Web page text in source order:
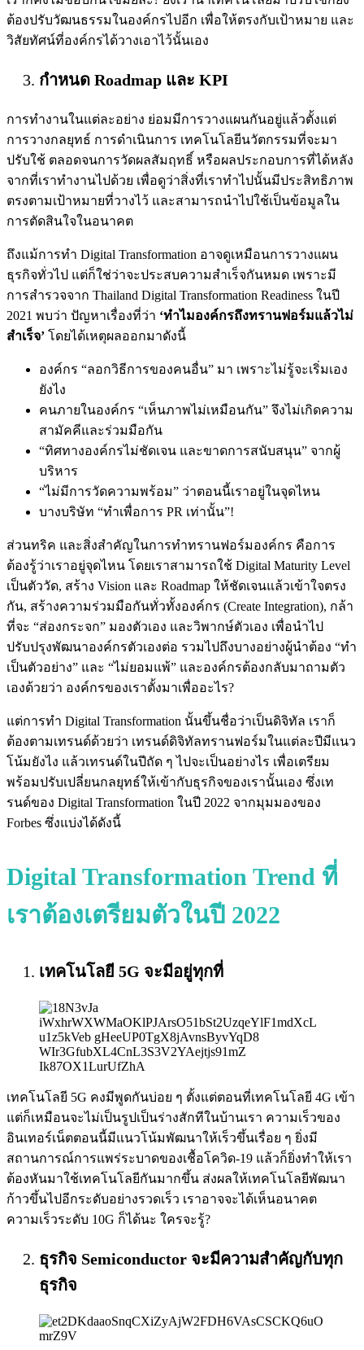
ต้องปรับวัฒนธรรมในองค์กรไปอีก เพื่อให้ตรงกับเป้าหมาย และ
วิสัยทัศน์ที่องค์กรได้วางเอาไว้นั้นเอง
กำหนด Roadmap และ KPI
การทำงานในแต่ละอย่าง ย่อมมีการวางแผนกันอยู่แล้วตั้งแต่
การวางกลยุทธ์ การดำเนินการ เทคโนโลยีนวัตกรรมที่จะมา
ปรับใช้ ตลอดจนการวัดผลสัมฤทธิ์ หรือผลประกอบการที่ได้หลัง
จากที่เราทำงานไปด้วย เพื่อดูว่าสิ่งที่เราทำไปนั้นมีประสิทธิภาพ
ตรงตามเป้าหมายที่วางไว้ และสามารถนำไปใช้เป็นข้อมูลใน
การตัดสินใจในอนาคต
ถึงแม้การทำ Digital Transformation อาจดูเหมือนการวางแผน
ธุรกิจทั่วไป แต่ก็ใช่ว่าจะประสบความสำเร็จกันหมด เพราะมี
การสำรวจจาก Thailand Digital Transformation Readiness ในปี
2021 พบว่า ปัญหาเรื่องที่ว่า ‘ทำไมองค์กรถึงทรานฟอร์มแล้วไม่
สำเร็จ’ โดยได้เหตุผลออกมาดังนี้
องค์กร “ลอกวิธีการของคนอื่น” มา เพราะไม่รู้จะเริ่มเอง
ยังไง
คนภายในองค์กร “เห็นภาพไม่เหมือนกัน” จึงไม่เกิดความ
สามัคคีและร่วมมือกัน
“ทิศทางองค์กรไม่ชัดเจน และขาดการสนับสนุน” จากผู้
บริหาร
“ไม่มีการวัดความพร้อม” ว่าตอนนี้เราอยู่ในจุดไหน
บางบริษัท “ทำเพื่อการ PR เท่านั้น”!
ส่วนทริค และสิ่งสำคัญในการทำทรานฟอร์มองค์กร คือการ
ต้องรู้ว่าเราอยู่จุดไหน โดยเราสามารถใช้ Digital Maturity Level
เป็นตัววัด, สร้าง Vision และ Roadmap ให้ชัดเจนแล้วเข้าใจตรง
กัน, สร้างความร่วมมือกันทั่วทั้งองค์กร (Create Integration), กล้า
ที่จะ “ส่องกระจก” มองตัวเอง และวิพากษ์ตัวเอง เพื่อนำไป
ปรับปรุงพัฒนาองค์กรตัวเองต่อ รวมไปถึงบางอย่างผู้นำต้อง “ทำ
เป็นตัวอย่าง” และ “ไม่ยอมแพ้” และองค์กรต้องกลับมาถามตัว
เองด้วยว่า องค์กรของเราตั้งมาเพื่ออะไร?
แต่การทำ Digital Transformation นั้นขึ้นชื่อว่าเป็นดิจิทัล เราก็
ต้องตามเทรนด์ด้วยว่า เทรนด์ดิจิทัลทรานฟอร์มในแต่ละปีมีแนว
โน้มยังไง แล้วเทรนด์ในปีถัด ๆ ไปจะเป็นอย่างไร เพื่อเตรียม
พร้อมปรับเปลี่ยนกลยุทธ์ให้เข้ากับธุรกิจของเรานั้นเอง ซึ่งเท
รนด์ของ Digital Transformation ในปี 2022 จากมุมมองของ
Forbes ซึ่งแบ่งได้ดังนี้
Digital Transformation Trend ที่
เราต้องเตรียมตัวในปี 2022
เทคโนโลยี 5G จะมีอยู่ทุกที่
เทคโนโลยี 5G คงมีพูดกันบ่อย ๆ ตั้งแต่ตอนที่เทคโนโลยี 4G เข้า
แต่ก็เหมือนจะไม่เป็นรูปเป็นร่างสักทีในบ้านเรา ความเร็วของ
อินเทอร์เน็ตตอนนี้มีแนวโน้มพัฒนาให้เร็วขึ้นเรื่อย ๆ ยิ่งมี
สถานการณ์การแพร่ระบาดของเชื้อโควิด-19 แล้วก็ยิ่งทำให้เรา
ต้องหันมาใช้เทคโนโลยีกันมากขึ้น ส่งผลให้เทคโนโลยีพัฒนา
ก้าวขึ้นไปอีกระดับอย่างรวดเร็ว เราอาจจะได้เห็นอนาคต
ความเร็วระดับ 10G ก็ได้นะ ใครจะรู้?
ธุรกิจ Semiconductor จะมีความสำคัญกับทุก
ธุรกิจ